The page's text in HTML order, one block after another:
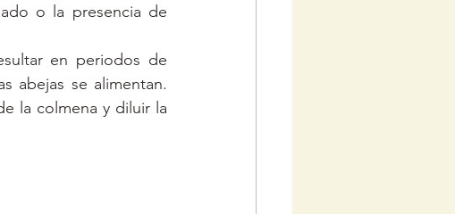
o la presencia de
en periodos de
abejas se alimentan.
la colmena y diluir la